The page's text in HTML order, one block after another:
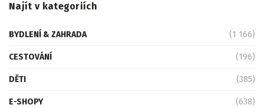
Najít v kategoriích
BYDLENÍ & ZAHRADA (1 166)
CESTOVÁNÍ (196)
DĚTI (385)
E-SHOPY (638)